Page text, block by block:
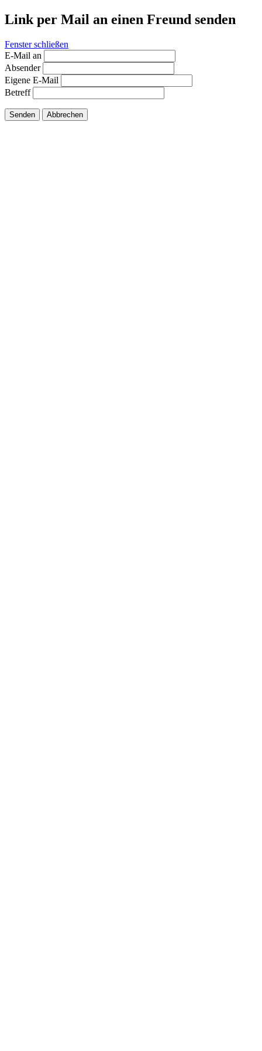
Link per Mail an einen Freund senden
Fenster schließen
E-Mail an
Absender
Eigene E-Mail
Betreff
Senden Abbrechen